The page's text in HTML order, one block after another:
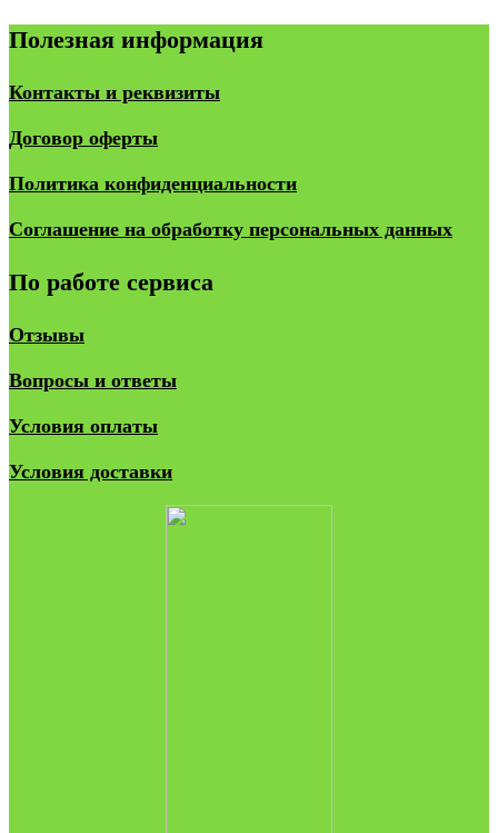
Полезная информация
Контакты и реквизиты
Договор оферты
Политика конфиденциальности
Соглашение на обработку персональных данных
По работе сервиса
Отзывы
Вопросы и ответы
Условия оплаты
Условия доставки